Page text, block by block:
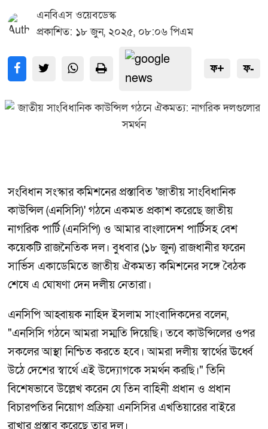
এনবিএস ওয়েবডেস্ক
প্রকাশিত: ১৮ জুন, ২০২৫, ০৮:০৬ পিএম
ফ+ ফ-
সংবিধান সংস্কার কমিশনের প্রস্তাবিত 'জাতীয় সাংবিধানিক
কাউন্সিল (এনসিসি)' গঠনে একমত প্রকাশ করেছে জাতীয়
নাগরিক পার্টি (এনসিপি) ও আমার বাংলাদেশ পার্টিসহ বেশ
কয়েকটি রাজনৈতিক দল। বুধবার (১৮ জুন) রাজধানীর ফরেন
সার্ভিস একাডেমিতে জাতীয় ঐকমত্য কমিশনের সঙ্গে বৈঠক
শেষে এ ঘোষণা দেন দলীয় নেতারা।
এনসিপি আহ্বায়ক নাহিদ ইসলাম সাংবাদিকদের বলেন,
"এনসিসি গঠনে আমরা সম্মতি দিয়েছি। তবে কাউন্সিলের ওপর
সকলের আস্থা নিশ্চিত করতে হবে। আমরা দলীয় স্বার্থের ঊর্ধ্বে
উঠে দেশের স্বার্থে এই উদ্যোগকে সমর্থন করছি।" তিনি
বিশেষভাবে উল্লেখ করেন যে তিন বাহিনী প্রধান ও প্রধান
বিচারপতির নিয়োগ প্রক্রিয়া এনসিসির এখতিয়ারের বাইরে